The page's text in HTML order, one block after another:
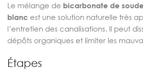
Le mélange de bicarbonate de soude
blanc est une solution naturelle très
l’entretien des canalisations. Il peut
dépôts organiques et limiter les
Étapes